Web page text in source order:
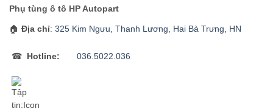
Phụ tùng ô tô HP Autopart
🏠 Địa chỉ: 325 Kim Ngưu, Thanh Lương, Hai Bà Trưng, HN
☎ Hotline: 036.5022.036